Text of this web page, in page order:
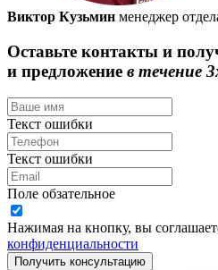
Виктор Кузьмин менеджер
Оставьте контакты и
и предложение в течение
Текст ошибки
Текст ошибки
Поле обзательное
Нажимая на кнопку, вы
конфиденциальности
Получить консультацию